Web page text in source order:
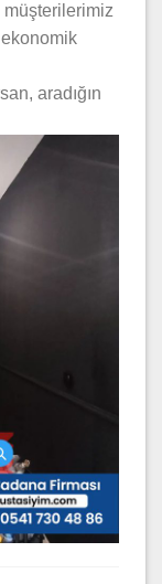
müşterilerimiz
aradığın